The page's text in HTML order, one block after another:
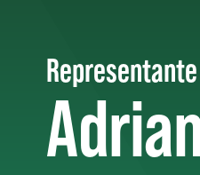
Representante